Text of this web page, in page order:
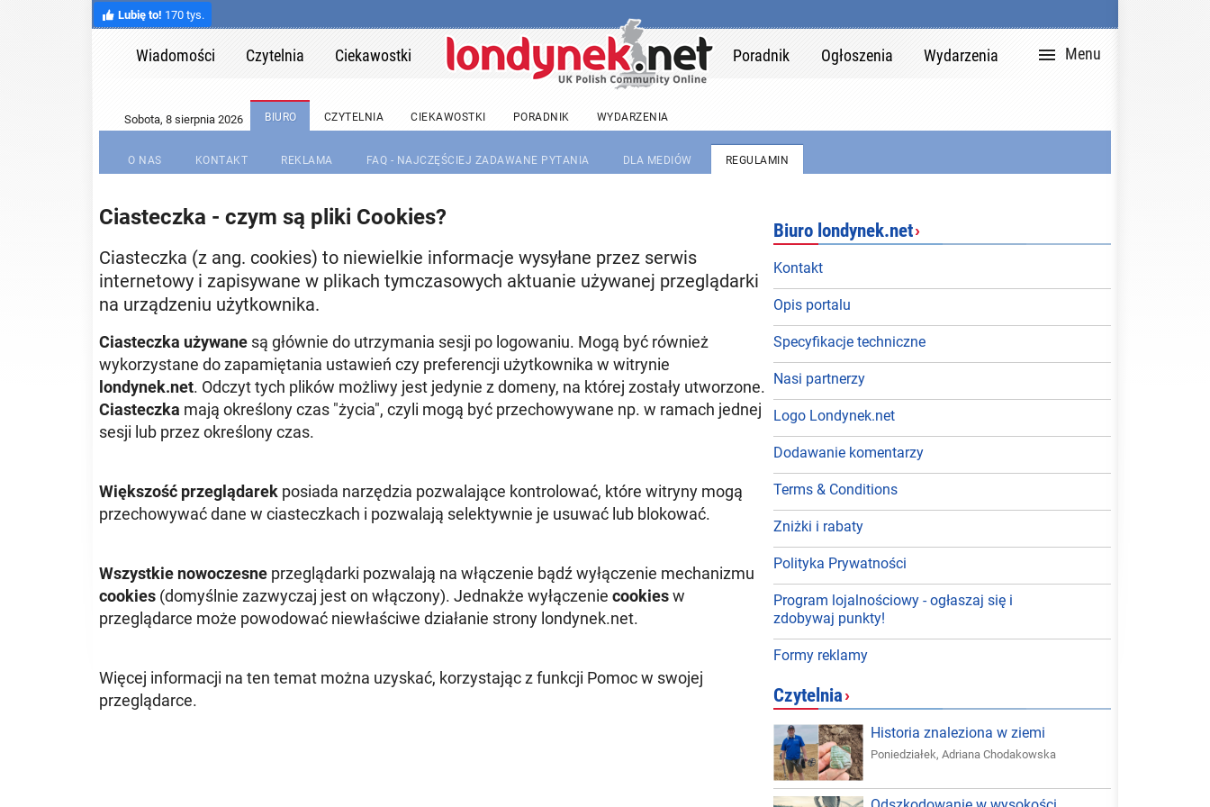
Lubię to! 170 tys.
Version
Wiadomości Czytelnia Ciekawostki Poradnik Ogłoszenia Wydarzenia Menu
BIURO CZYTELNIA CIEKAWOSTKI PORADNIK WYDARZENIA
O NAS KONTAKT REKLAMA FAQ - NAJCZĘŚCIEJ ZADAWANE PYTANIA DLA MEDIÓW REGULAMIN
Ciasteczka - czym są pliki Cookies?
Ciasteczka (z ang. cookies) to niewielkie informacje wysyłane przez serwis
internetowy i zapisywane w plikach tymczasowych aktuanie używanej przeglądarki
na urządzeniu użytkownika.
Ciasteczka używane są głównie do utrzymania sesji po logowaniu. Mogą być również
wykorzystane do zapamiętania ustawień czy preferencji użytkownika w witrynie
londynek.net. Odczyt tych plików możliwy jest jedynie z domeny, na której zostały utworzone.
Ciasteczka mają określony czas "życia", czyli mogą być przechowywane np. w ramach jednej
sesji lub przez określony czas.
Większość przeglądarek posiada narzędzia pozwalające kontrolować, które witryny mogą
przechowywać dane w ciasteczkach i pozwalają selektywnie je usuwać lub blokować.
Wszystkie nowoczesne przeglądarki pozwalają na włączenie bądź wyłączenie mechanizmu
cookies (domyślnie zazwyczaj jest on włączony). Jednakże wyłączenie cookiesw
przeglądarce może powodować niewłaściwe działanie strony londynek.net.
Więcej informacji na ten temat można uzyskać, korzystając z funkcji Pomoc w swojej
przeglądarce.
Biuro londynek.net›
Kontakt
Opis portalu
Specyfikacje techniczne
Nasi partnerzy
Logo Londynek.net
Dodawanie komentarzy
Terms & Conditions
Zniżki i rabaty
Polityka Prywatności
Program lojalnościowy - ogłaszaj się i
zdobywaj punkty!
Formy reklamy
Czytelnia›
Historia znaleziona w ziemi
Poniedziałek,Adriana Chodakowska